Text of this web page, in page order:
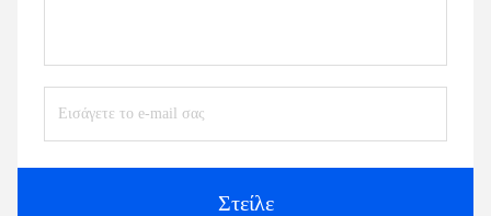
Στείλε